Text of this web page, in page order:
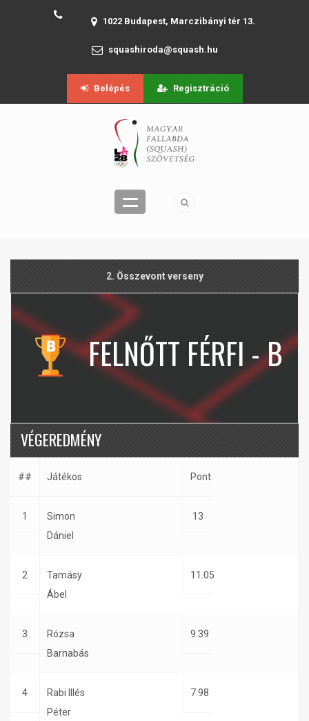
1022 Budapest, Marczibányi tér 13.
squashiroda@squash.hu
Belépés Regisztráció
2. Összevont verseny
FELNŐTT FÉRFI - B
VÉGEREDMÉNY
## Játékos Pont
1
Simon
Dániel
13
2
Tamásy
Ábel
11.05
3
Rózsa
Barnabás
9.39
4
Rabi Illés
Péter
7.98